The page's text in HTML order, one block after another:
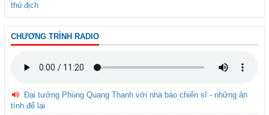
thù địch
CHƯƠNG TRÌNH RADIO
Đại tướng Phùng Quang Thanh với nhà báo chiến sĩ - những ân
tình để lại